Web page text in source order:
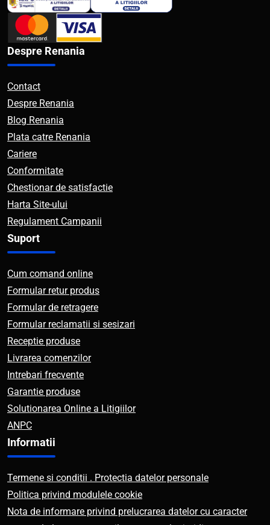
Despre Renania
Contact
Despre Renania
Blog Renania
Plata catre Renania
Cariere
Conformitate
Chestionar de satisfactie
Harta Site-ului
Regulament Campanii
Suport
Cum comand online
Formular retur produs
Formular de retragere
Formular reclamatii si sesizari
Receptie produse
Livrarea comenzilor
Intrebari frecvente
Garantie produse
Solutionarea Online a Litigiilor
ANPC
Informatii
Termene si conditii . Protectia datelor personale
Politica privind modulele cookie
Nota de informare privind prelucrarea datelor cu caracter